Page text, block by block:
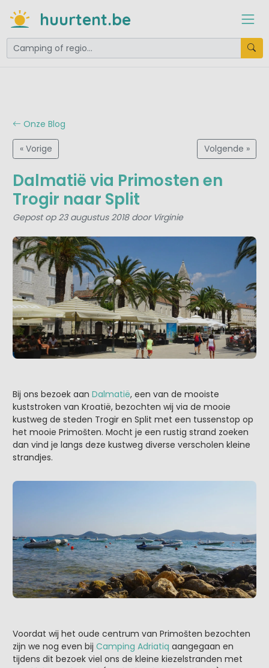
huurtent.be
Onze Blog
« Vorige Volgende »
Dalmatië via Primosten en
Trogir naar Split
Gepost op 23 augustus 2018 door Virginie
Bij ons bezoek aan Dalmatië, een van de mooiste
kuststroken van Kroatië, bezochten wij via de mooie
kustweg de steden Trogir en Split met een tussenstop op
het mooie Primošten. Mocht je een rustig strand zoeken
dan vind je langs deze kustweg diverse verscholen kleine
strandjes.
Voordat wij het oude centrum van Primošten bezochten
zijn we nog even bij Camping Adriatiq aangegaan en
tijdens dit bezoek viel ons de kleine kiezelstranden met